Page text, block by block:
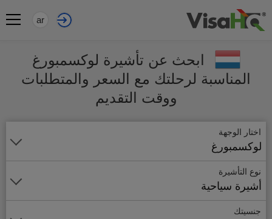
ar
ابحث عن تأشيرة لوكسمبورغ
المناسبة لرحلتك مع السعر والمتطلبات
ووقت التقديم
اختار الوجهة
لوكسمبورغ
نوع التأشيرة
أشيرة سياحية
جنسيتك